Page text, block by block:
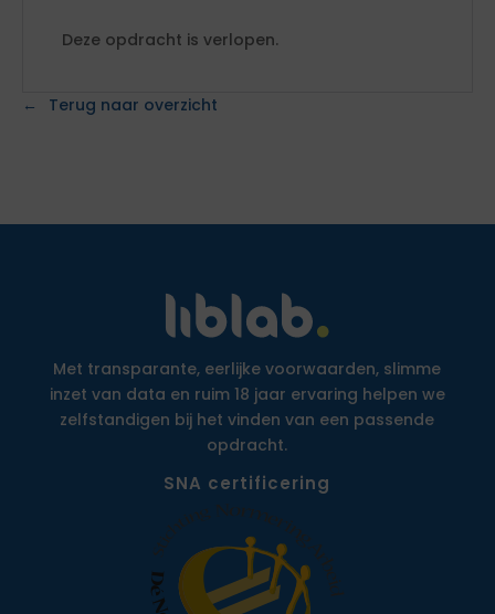
Deze opdracht is verlopen.
Terug naar overzicht
Met transparante, eerlijke voorwaarden, slimme
inzet van data en ruim 18 jaar ervaring helpen we
zelfstandigen bij het vinden van een passende
opdracht.
SNA certificering